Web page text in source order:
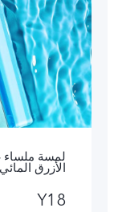
لمسة ملساء
الأزرق
Y18